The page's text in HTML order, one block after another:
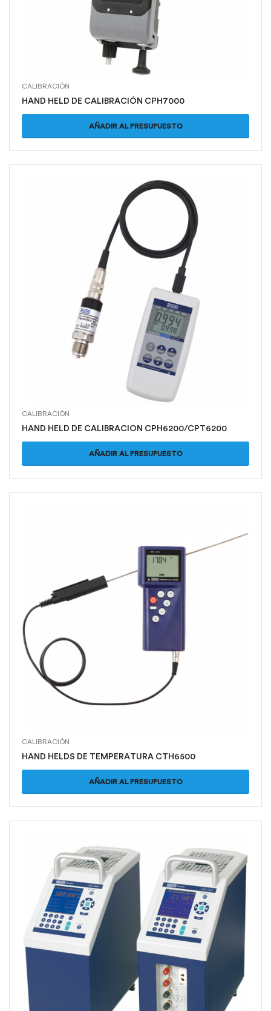
CALIBRACIÓN
HAND HELD DE CALIBRACIÓN CPH7000
AÑADIR AL PRESUPUESTO
CALIBRACIÓN
HAND HELD DE CALIBRACION CPH6200/CPT6200
AÑADIR AL PRESUPUESTO
CALIBRACIÓN
HAND HELDS DE TEMPERATURA CTH6500
AÑADIR AL PRESUPUESTO